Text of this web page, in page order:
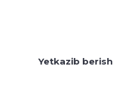
Yetkazib berish